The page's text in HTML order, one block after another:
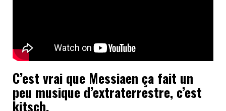
C’est vrai que Messiaen ça fait un
peu musique d’extraterrestre, c’est
kitsch.